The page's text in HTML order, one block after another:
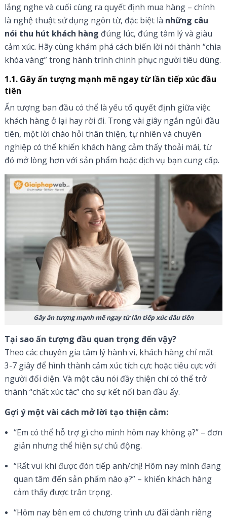
lắng nghe và cuối cùng ra quyết định mua hàng – chính
là nghệ thuật sử dụng ngôn từ, đặc biệt là những câu
nói thu hút khách hàng đúng lúc, đúng tâm lý và giàu
cảm xúc. Hãy cùng khám phá cách biến lời nói thành “chìa
khóa vàng” trong hành trình chinh phục người tiêu dùng.
1.1. Gây ấn tượng mạnh mẽ ngay từ lần tiếp xúc đầu
tiên
Ấn tượng ban đầu có thể là yếu tố quyết định giữa việc
khách hàng ở lại hay rời đi. Trong vài giây ngắn ngủi đầu
tiên, một lời chào hỏi thân thiện, tự nhiên và chuyên
nghiệp có thể khiến khách hàng cảm thấy thoải mái, từ
đó mở lòng hơn với sản phẩm hoặc dịch vụ bạn cung cấp.
Gây ấn tượng mạnh mẽ ngay từ lần tiếp xúc đầu tiên
Tại sao ấn tượng đầu quan trọng đến vậy?
Theo các chuyên gia tâm lý hành vi, khách hàng chỉ mất
3-7 giây để hình thành cảm xúc tích cực hoặc tiêu cực với
người đối diện. Và một câu nói đầy thiện chí có thể trở
thành “chất xúc tác” cho sự kết nối ban đầu ấy.
Gợi ý một vài cách mở lời tạo thiện cảm:
“Em có thể hỗ trợ gì cho mình hôm nay không ạ?” – đơn
giản nhưng thể hiện sự chủ động.
“Rất vui khi được đón tiếp anh/chị! Hôm nay mình đang
quan tâm đến sản phẩm nào ạ?” – khiến khách hàng
cảm thấy được trân trọng.
“Hôm nay bên em có chương trình ưu đãi dành riêng